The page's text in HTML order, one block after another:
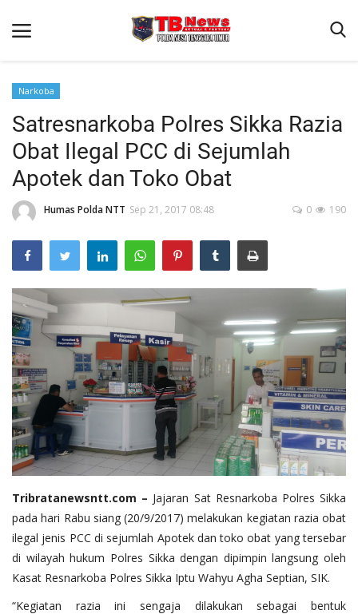
Beranda
Binkam
Terms & Conditions
Reskrim
Lantas
Polisi Kita
Mitra Polisi
Giat Ops
Link Polda NTT
Narkoba
Satresnarkoba Polres Sikka Razia
Obat Ilegal PCC di Sejumlah
Apotek dan Toko Obat
Humas Polda NTT Sep 21, 2017 08:48 190
0
Tribratanewsntt.com – Jajaran Sat Resnarkoba Polres Sikka
pada hari Rabu siang (20/9/2017) melakukan kegiatan razia obat
ilegal jenis PCC di sejumlah Apotek dan toko obat yang tersebar
di wilayah hukum Polres Sikka dengan dipimpin langsung oleh
Kasat Resnarkoba Polres Sikka Iptu Wahyu Agha Septian, SIK.
“Kegiatan razia ini sengaja dilakukan sebagai bentuk